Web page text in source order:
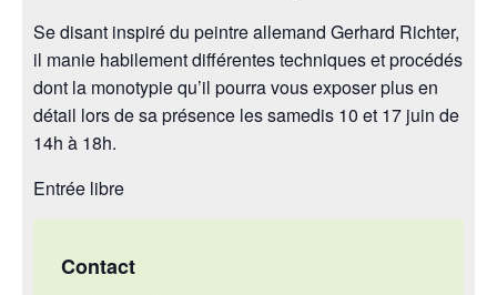
Se disant inspiré du peintre allemand Gerhard Richter,
il manie habilement différentes techniques et procédés
dont la monotypie qu’il pourra vous exposer plus en
détail lors de sa présence les samedis 10 et 17 juin de
14h à 18h.
Entrée libre
Contact